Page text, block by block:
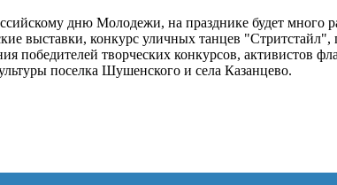
дню Молодежи, на празднике будет много
выставки, конкурс уличных танцев
победителей творческих конкурсов, активистов
поселка Шушенского и села Казанцево.